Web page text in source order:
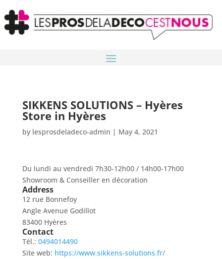
SIKKENS SOLUTIONS – Hyères
Store in Hyères
by lesprosdeladeco-admin | May 4, 2021
Du lundi au vendredi 7h30-12h00 / 14h00-17h00
Showroom & Conseiller en décoration
Address
12 rue Bonnefoy
Angle Avenue Godillot
83400 Hyères
Contact
Tél.: 0494014490
Site web: https://www.sikkens-solutions.fr/